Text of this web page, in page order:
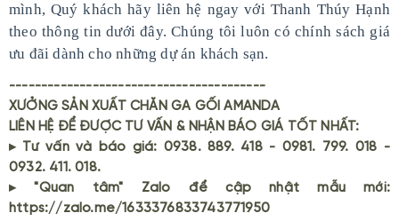
mình, Quý khách hãy liên hệ ngay với Thanh Thúy Hạnh
theo thông tin dưới đây. Chúng tôi luôn có chính sách giá
ưu đãi dành cho những dự án khách sạn.
----------------------------------------
XƯỞNG SẢN XUẤT CHĂN GA GỐI AMANDA
LIÊN HỆ ĐỂ ĐƯỢC TƯ VẤN & NHẬN BÁO GIÁ TỐT NHẤT:
▸ Tư vấn và báo giá: 0938. 889. 418 - 0981. 799. 018 -
0932. 411. 018.
▸ "Quan tâm" Zalo để cập nhật mẫu mới:
https://zalo.me/1633376833743771950